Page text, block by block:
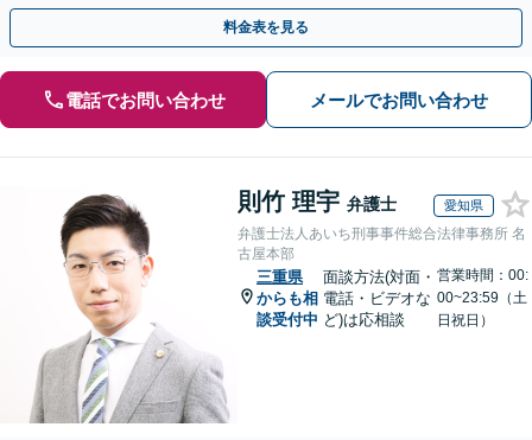
し最善の解決を目指します。【当日・夜間や土日祝対応可】
料金表を見る
電話でお問い合わせ メールでお問い合わせ
則竹 理宇 弁護士 愛知県
弁護士法人あいち刑事事件総合法律事務所 名
古屋本部
三重県
からも相
談受付中
面談方法(対面・
電話・ビデオな
ど)は応相談
営業時間：00:
00~23:59（土
日祝日）